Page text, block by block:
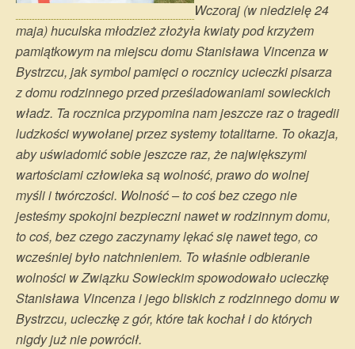
Wczoraj (w niedzielę 24
maja) huculska młodzież złożyła kwiaty pod krzyżem
pamiątkowym na miejscu domu Stanisława Vincenza w
Bystrzcu, jak symbol pamięci o rocznicy ucieczki pisarza
z domu rodzinnego przed prześladowaniami sowieckich
władz. Ta rocznica przypomina nam jeszcze raz o tragedii
ludzkości wywołanej przez systemy totalitarne. To okazja,
aby uświadomić sobie jeszcze raz, że największymi
wartościami człowieka są wolność, prawo do wolnej
myśli i twórczości. Wolność – to coś bez czego nie
jesteśmy spokojni bezpieczni nawet w rodzinnym domu,
to coś, bez czego zaczynamy lękać się nawet tego, co
wcześniej było natchnieniem. To właśnie odbieranie
wolności w Związku Sowieckim spowodowało ucieczkę
Stanisława Vincenza i jego bliskich z rodzinnego domu w
Bystrzcu, ucieczkę z gór, które tak kochał i do których
nigdy już nie powrócił.